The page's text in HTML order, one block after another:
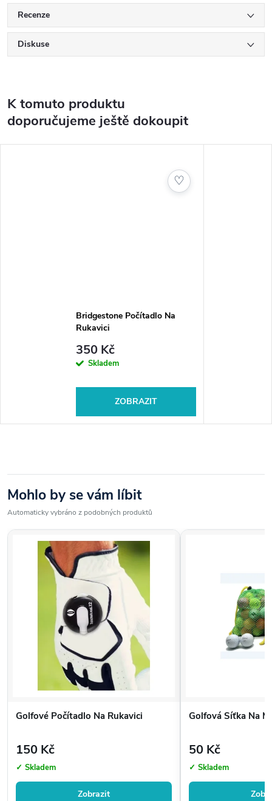
Recenze
Diskuse
K tomuto produktu
doporučujeme ještě dokoupit
Bridgestone Počítadlo Na
Rukavici
350 Kč
Skladem
ZOBRAZIT
♡
Mohlo by se vám líbit
Automaticky vybráno z podobných produktů
Golfové Počítadlo Na Rukavici
150 Kč
✓ Skladem
Zobrazit
Golfová Síťka Na
50 Kč
✓ Skladem